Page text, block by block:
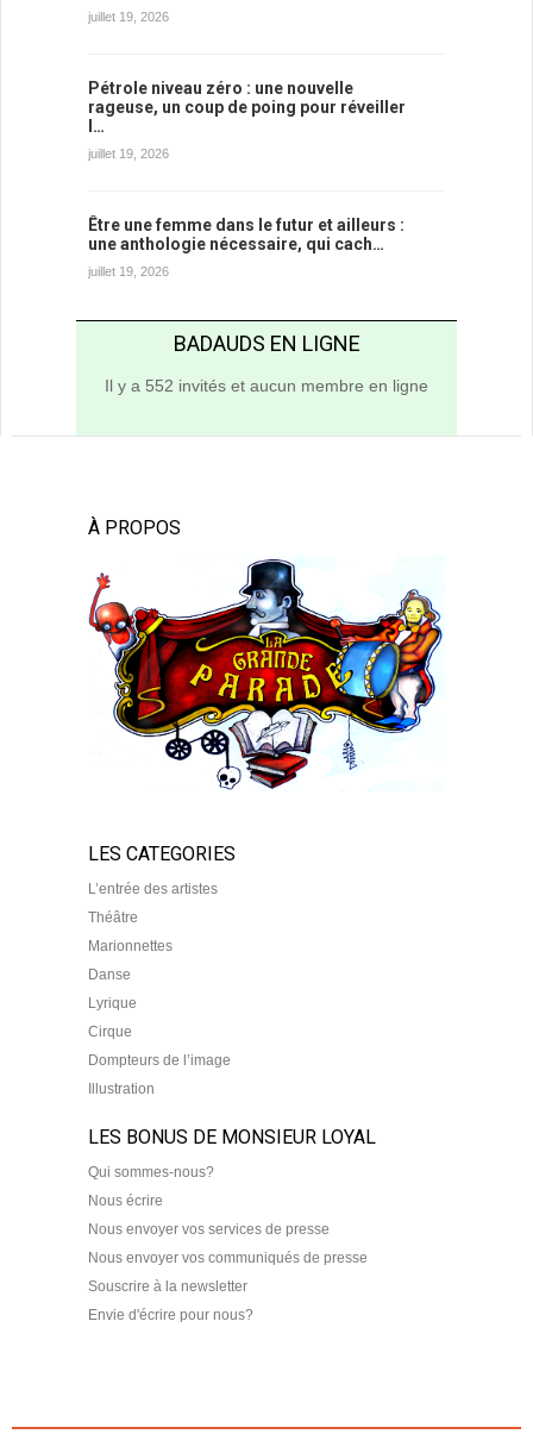
juillet 19, 2026
Pétrole niveau zéro : une nouvelle
rageuse, un coup de poing pour réveiller
l…
juillet 19, 2026
Être une femme dans le futur et ailleurs :
une anthologie nécessaire, qui cach…
juillet 19, 2026
BADAUDS EN LIGNE
Il y a 552 invités et aucun membre en ligne
À PROPOS
LES CATEGORIES
L’entrée des artistes
Théâtre
Marionnettes
Danse
Lyrique
Cirque
Dompteurs de l’image
Illustration
LES BONUS DE MONSIEUR LOYAL
Qui sommes-nous?
Nous écrire
Nous envoyer vos services de presse
Nous envoyer vos communiqués de presse
Souscrire à la newsletter
Envie d'écrire pour nous?